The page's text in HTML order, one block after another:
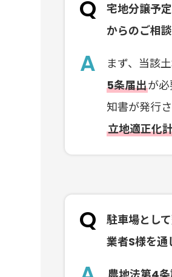
宅地分譲予
からのご相談
まず、当該
5条届出が
知書が発行
立地適正化
駐車場とし
業者S様を通